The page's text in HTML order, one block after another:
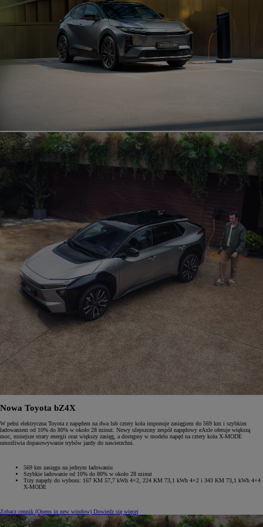
Nowa Toyota bZ4X
W pełni elektryczna Toyota z napędem na dwa lub cztery koła imponuje zasięgiem do 569 km i szybkim
ładowaniem od 10% do 80% w około 28 minut. Nowy ulepszony zespół napędowy eAxle oferuje większą
moc, mniejsze straty energii oraz większy zasięg, a dostępny w modelu napęd na cztery koła X-MODE
umożliwia dopasowywanie trybów jazdy do nawierzchni.
569 km zasięgu na jednym ładowaniu
Szybkie ładowanie od 10% do 80% w około 28 minut
Trzy napędy do wyboru: 167 KM 57,7 kWh 4×2, 224 KM 73,1 kWh 4×2 i 343 KM 73,1 kWh 4×4
X-MODE
Zobacz cennik (Opens in new window) Dowiedz się więcej